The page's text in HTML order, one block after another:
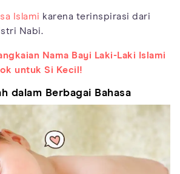
Islami karena terinspirasi dari
Nabi.
Nama Bayi Laki-Laki Islami
untuk Si Kecil!
dalam Berbagai Bahasa